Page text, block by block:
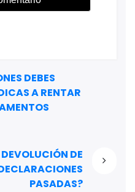
DEBES
A RENTAR
DE
PASADAS?